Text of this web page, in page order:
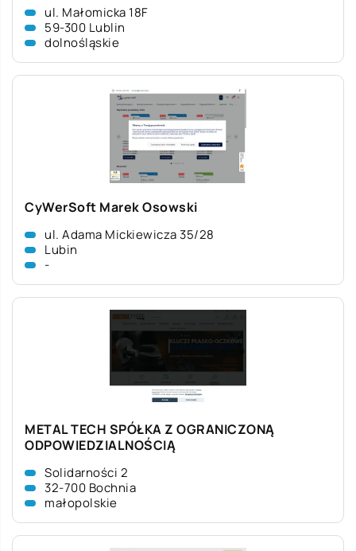
ul. Małomicka 18F
59-300 Lublin
dolnośląskie
CyWerSoft Marek Osowski
ul. Adama Mickiewicza 35/28
Lubin
-
METAL TECH SPÓŁKA Z OGRANICZONĄ
ODPOWIEDZIALNOŚCIĄ
Solidarności 2
32-700 Bochnia
małopolskie